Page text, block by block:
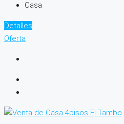
Casa
Detalles
Oferta